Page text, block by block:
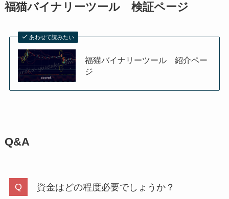
福猫バイナリーツール 検証ページ
あわせて読みたい
福猫バイナリーツール 紹介ペー
ジ
Q&A
資金はどの程度必要でしょうか？